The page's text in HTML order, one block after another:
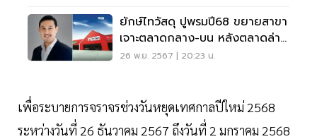
ยักษ์ไทวัสดุ ปูพรมปี68 ขยายสาขา
เจาะตลาดกลาง-บน หลังตลาดล่าง
ไม่ฟื้น
26 พ.ย. 2567 | 20:23 น.
เพื่อระบายการจราจรช่วงวันหยุดเทศกาลปีใหม่ 2568
ระหว่างวันที่ 26 ธันวาคม 2567 ถึงวันที่ 2 มกราคม 2568